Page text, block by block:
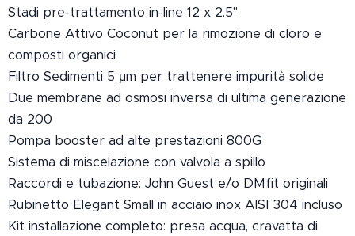
Stadi pre-trattamento in-line 12 x 2.5":
Carbone Attivo Coconut per la rimozione di cloro e
composti organici
Filtro Sedimenti 5 μm per trattenere impurità solide
Due membrane ad osmosi inversa di ultima generazione
da 200
Pompa booster ad alte prestazioni 800G
Sistema di miscelazione con valvola a spillo
Raccordi e tubazione: John Guest e/o DMfit originali
Rubinetto Elegant Small in acciaio inox AISI 304 incluso
Kit installazione completo: presa acqua, cravatta di